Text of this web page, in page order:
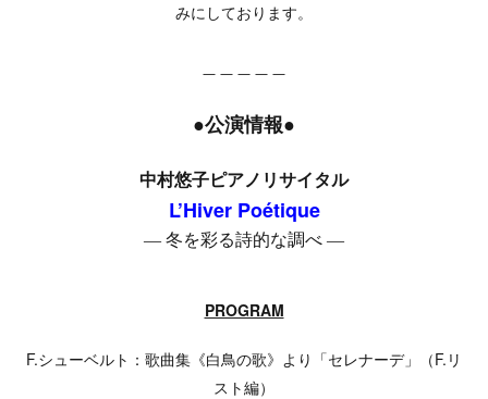
みにしております。
●公演情報●
中村悠子ピアノリサイタル
L’Hiver Poétique
― 冬を彩る詩的な調べ ―
PROGRAM
F.シューベルト：歌曲集《白鳥の歌》より「セレナーデ」（F.リ
スト編）